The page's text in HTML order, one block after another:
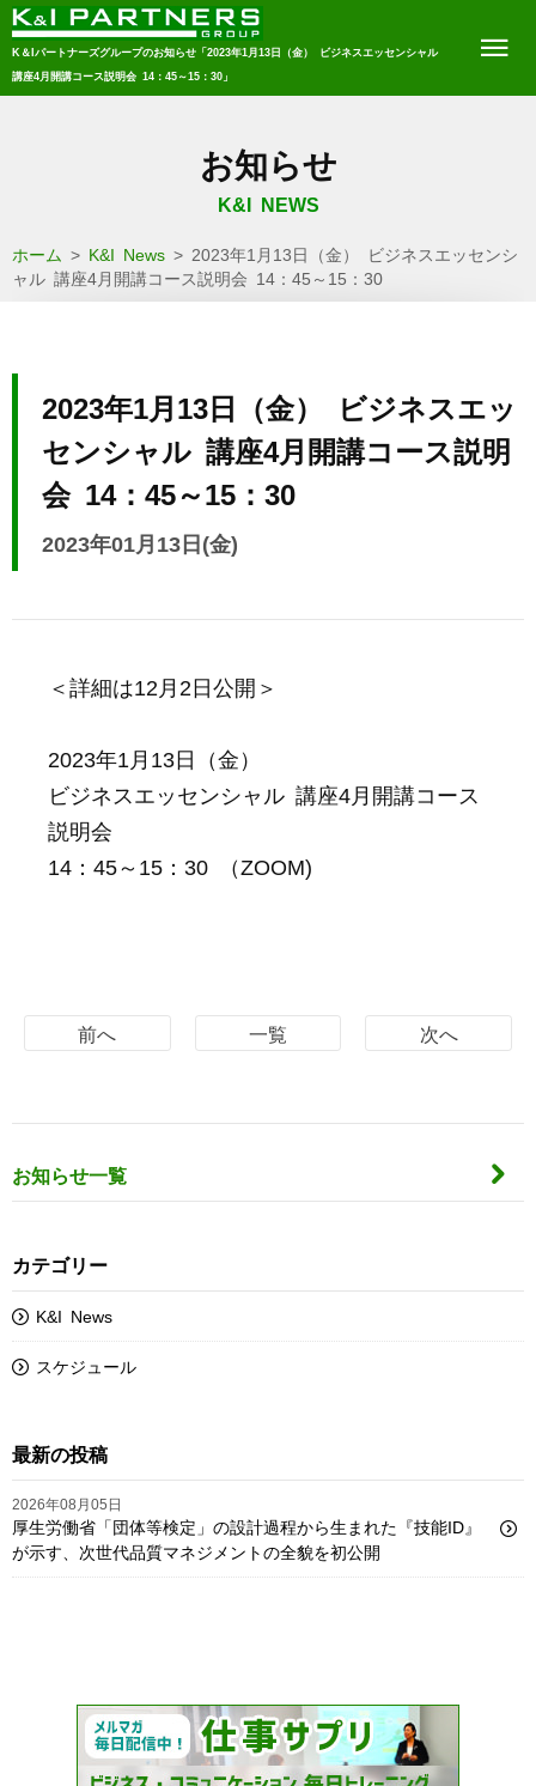
K＆Iパートナーズグループのお知らせ「2023年1月13日（金） ビジネスエッセンシャル
講座4月開講コース説明会 14：45～15：30」
お知らせ
K&I NEWS
ホーム > K&I News > 2023年1月13日（金） ビジネスエッセンシ
ャル 講座4月開講コース説明会 14：45～15：30
2023年1月13日（金） ビジネスエッ
センシャル 講座4月開講コース説明
会 14：45～15：30
2023年01月13日(金)
＜詳細は12月2日公開＞
2023年1月13日（金）
ビジネスエッセンシャル 講座4月開講コース
説明会
14：45～15：30 （ZOOM)
前へ 一覧 次へ
お知らせ一覧
カテゴリー
K&I News
スケジュール
最新の投稿
2026年08月05日
厚生労働省「団体等検定」の設計過程から生まれた『技能ID』
が示す、次世代品質マネジメントの全貌を初公開